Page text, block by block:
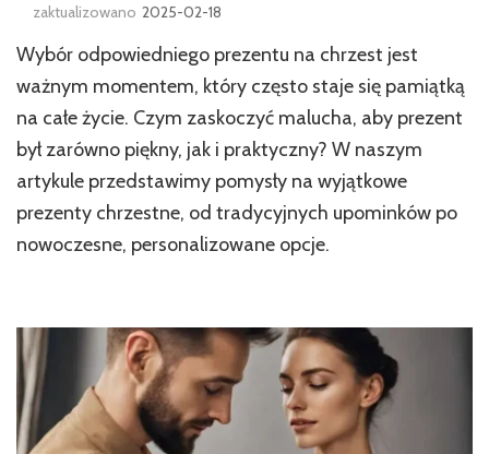
zaktualizowano 2025-02-18
Wybór odpowiedniego prezentu na chrzest jest
ważnym momentem, który często staje się pamiątką
na całe życie. Czym zaskoczyć malucha, aby prezent
był zarówno piękny, jak i praktyczny? W naszym
artykule przedstawimy pomysły na wyjątkowe
prezenty chrzestne, od tradycyjnych upominków po
nowoczesne, personalizowane opcje.